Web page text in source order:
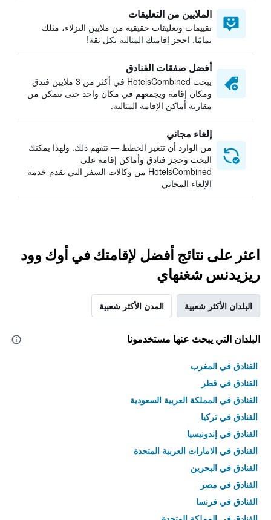
الملايين من التعليقات
تقييمات وتعليقات حقيقية من ملايين النزلاء، مثلك
تمامًا. احجز إقامتك المثالية بكل ثقة!
أفضل صفقات الفنادق
يبحث HotelsCombined في أكثر من 3 ملايين فندق
ومكان إقامة ويجمعهم في مكان واحد حتى تتمكن من
مقارنة أماكن الإقامة المثالية.
إلغاء مجاني
من الوارد أن تتغير الخطط — نتفهم ذلك. ولهذا يمكنك
البحث وحجز فنادق وأماكن إقامة على
HotelsCombined من وكالات السفر التي تقدم خدمة
الإلغاء المجاني
اعثر على نتائج أفضل لإقامتك في أوك وود
ريزيدنس شغنهاي
البلدان الأكثر شعبية المدن الأكثر شعبية
البلدان التي يبحث عنها مستخدمونا
الفنادق في المغرب
الفنادق في قطر
الفنادق في المملكة العربية السعودية
الفنادق في تركيا
الفنادق في إندونيسيا
الفنادق في الامارات العربية المتحدة
الفنادق في البحرين
الفنادق في مصر
الفنادق في فرنسا